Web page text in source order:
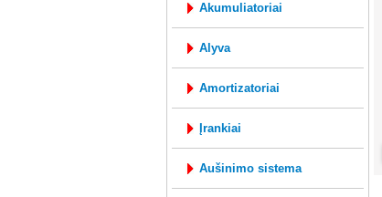
akumuliatoriai
alyva
amortizatoriai
įrankiai
aušinimo sistema